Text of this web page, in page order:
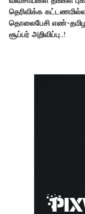
தெரிவிக்க
தொலைபேசி எண்-
சூப்பர் அறிவிப்பு..!